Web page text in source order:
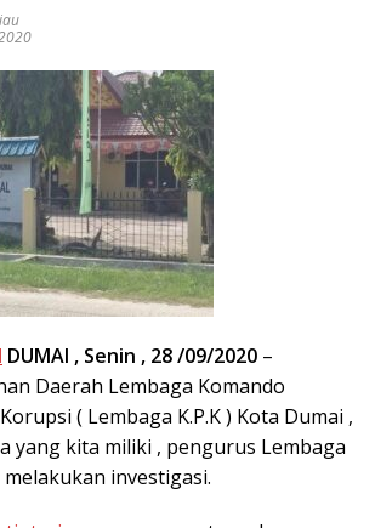
DUMAI , Senin , 28 /09/2020 –
Daerah Lembaga Komando
( Lembaga K.P.K ) Kota Dumai ,
yang kita miliki , pengurus Lembaga
melakukan investigasi.